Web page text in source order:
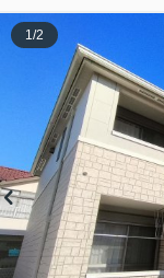
1/2